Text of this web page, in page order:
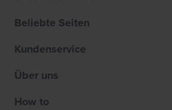
Beliebte Seiten
Kundenservice
Über uns
How to